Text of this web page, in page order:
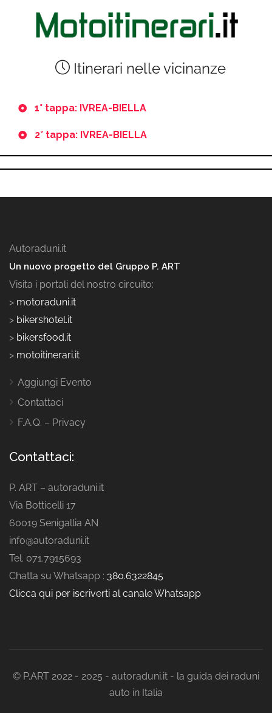
Itinerari nelle vicinanze
1° tappa: IVREA-BIELLA
2° tappa: IVREA-BIELLA
Autoraduni.it
Un nuovo progetto del Gruppo P. ART
Visita i portali del nostro circuito:
> motoraduni.it
> bikershotel.it
> bikersfood.it
> motoitinerari.it
Aggiungi Evento
Contattaci
F.A.Q. – Privacy
Contattaci:
P. ART – autoraduni.it
Via Botticelli 17
60019 Senigallia AN
info@autoraduni.it
Tel. 071.7915693
Chatta su Whatsapp : 380.6322845
Clicca qui per iscriverti al canale Whatsapp
© P.ART 2022 - 2025 - autoraduni.it - la guida dei raduni
auto in Italia